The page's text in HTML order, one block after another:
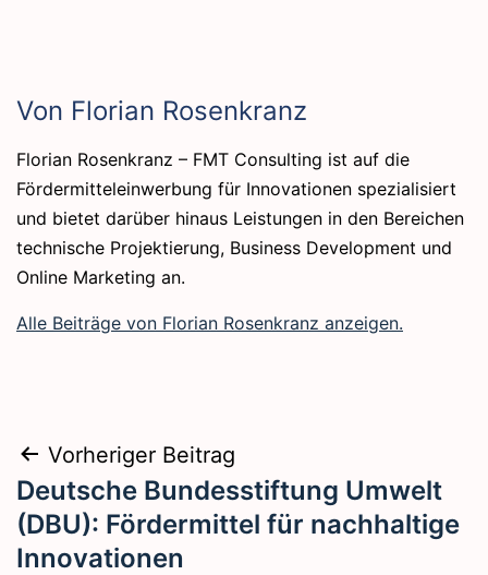
Von Florian Rosenkranz
Florian Rosenkranz – FMT Consulting ist auf die
Fördermitteleinwerbung für Innovationen spezialisiert
und bietet darüber hinaus Leistungen in den Bereichen
technische Projektierung, Business Development und
Online Marketing an.
Alle Beiträge von Florian Rosenkranz anzeigen.
Beitragsnavigation
Vorheriger Beitrag
Deutsche Bundesstiftung Umwelt
(DBU): Fördermittel für nachhaltige
Innovationen